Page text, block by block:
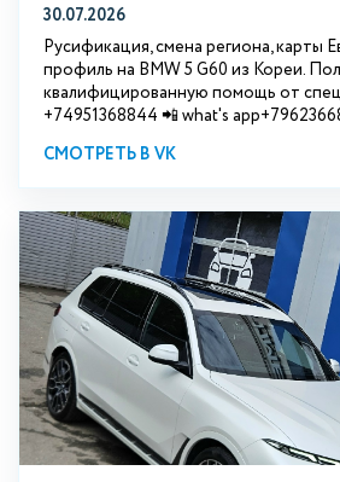
30.07.2026
Русификация, смена региона, карты
профиль на BMW 5 G60 из Кореи.
квалифицированную помощь от
+74951368844 📲 what's
СМОТРЕТЬ В VK